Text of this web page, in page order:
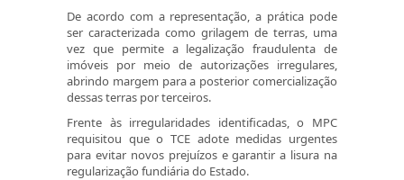
De acordo com a representação, a prática pode
ser caracterizada como grilagem de terras, uma
vez que permite a legalização fraudulenta de
imóveis por meio de autorizações irregulares,
abrindo margem para a posterior comercialização
dessas terras por terceiros.
Frente às irregularidades identificadas, o MPC
requisitou que o TCE adote medidas urgentes
para evitar novos prejuízos e garantir a lisura na
regularização fundiária do Estado.